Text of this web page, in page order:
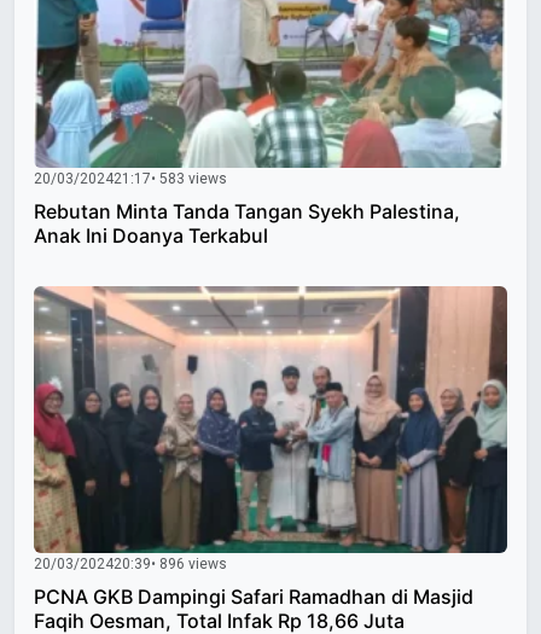
20/03/202421:17• 583 views
Rebutan Minta Tanda Tangan Syekh Palestina,
Anak Ini Doanya Terkabul
20/03/202420:39• 896 views
PCNA GKB Dampingi Safari Ramadhan di Masjid
Faqih Oesman, Total Infak Rp 18,66 Juta